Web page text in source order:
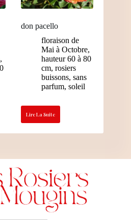
,
don pacello
floraison de
Mai à Octobre,
hauteur 60 à 80
cm,rosiers
buissons,sans
parfum,soleil
Lire La Suite